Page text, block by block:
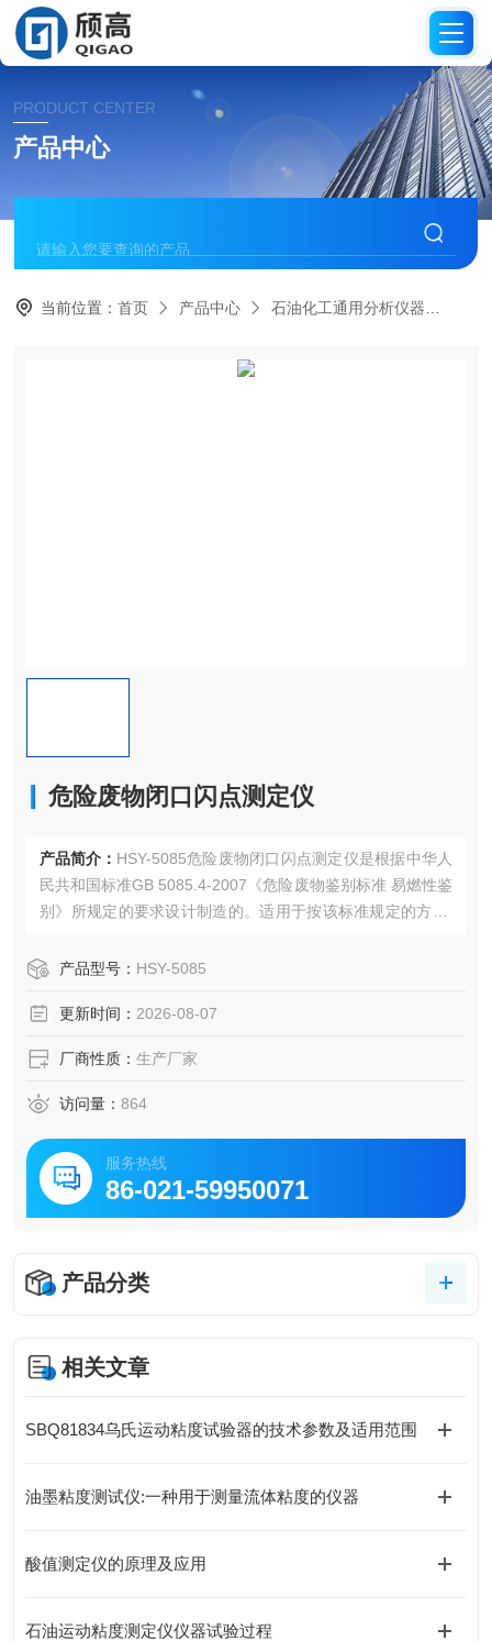
PRODUCT CENTER
产品中心
当前位置：首页 产品中心 石油化工通用分析仪器
危险废物闭口闪点测定仪
产品简介： HSY-5085危险废物闭口闪点测定仪是根据中华人
民共和国标准GB 5085.4-2007《危险废物鉴别标准 易燃性鉴
别》所规定的要求设计制造的。适用于按该标准规定的方法,
成膜的液体和其它液体的闪点，可广泛用于危废、高校和科
产品型号： HSY-5085
更新时间： 2026-08-07
厂商性质： 生产厂家
访问量： 864
服务热线
86-021-59950071
产品分类
相关文章
SBQ81834乌氏运动粘度试验器的技术参数及适用范围
油墨粘度测试仪:一种用于测量流体粘度的仪器
酸值测定仪的原理及应用
石油运动粘度测定仪仪器试验过程